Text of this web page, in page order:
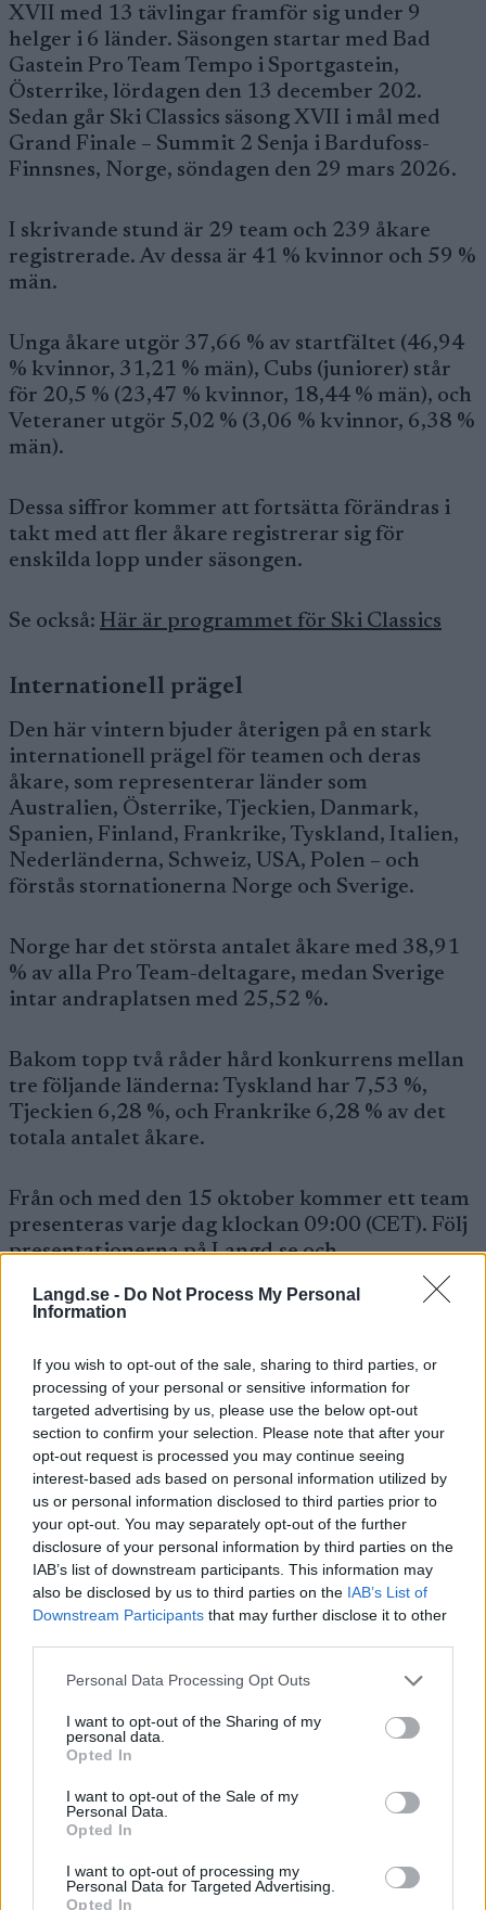
Langd.se - Do Not Process My Personal
Information
If you wish to opt-out of the sale, sharing to third parties, or
processing of your personal or sensitive information for
targeted advertising by us, please use the below opt-out
section to confirm your selection. Please note that after your
opt-out request is processed you may continue seeing
interest-based ads based on personal information utilized by
us or personal information disclosed to third parties prior to
your opt-out. You may separately opt-out of the further
disclosure of your personal information by third parties on the
IAB’s list of downstream participants. This information may
also be disclosed by us to third parties on the IAB’s List of
Downstream Participants that may further disclose it to other
Please note that this website/app uses one or more Google
not limited to your visit or usage behaviour. You may click to
grant or deny consent to Google and its third-party tags to
use your data for below specified purposes in below Google
consent section.
Personal Data Processing Opt Outs
I want to opt-out of the Sharing of my
personal data.
Opted In
I want to opt-out of the Sale of my
Personal Data.
Opted In
I want to opt-out of processing my
Personal Data for Targeted Advertising.
Opted In
XVII med 13 tävlingar framför sig under 9
helger i 6 länder. Säsongen startar med Bad
Gastein Pro Team Tempo i Sportgastein,
Österrike, lördagen den 13 december 202.
Sedan går Ski Classics säsong XVII i mål med
Grand Finale – Summit 2 Senja i Bardufoss-
Finnsnes, Norge, söndagen den 29 mars 2026.
I skrivande stund är 29 team och 239 åkare
registrerade. Av dessa är 41 % kvinnor och 59 %
män.
Unga åkare utgör 37,66 % av startfältet (46,94
% kvinnor, 31,21 % män), Cubs (juniorer) står
för 20,5 % (23,47 % kvinnor, 18,44 % män), och
Veteraner utgör 5,02 % (3,06 % kvinnor, 6,38 %
män).
Dessa siffror kommer att fortsätta förändras i
takt med att fler åkare registrerar sig för
enskilda lopp under säsongen.
Se också: Här är programmet för Ski Classics
Internationell prägel
Den här vintern bjuder återigen på en stark
internationell prägel för teamen och deras
åkare, som representerar länder som
Australien, Österrike, Tjeckien, Danmark,
Spanien, Finland, Frankrike, Tyskland, Italien,
Nederländerna, Schweiz, USA, Polen – och
förstås stornationerna Norge och Sverige.
Norge har det största antalet åkare med 38,91
% av alla Pro Team-deltagare, medan Sverige
intar andraplatsen med 25,52 %.
Bakom topp två råder hård konkurrens mellan
tre följande länderna: Tyskland har 7,53 %,
Tjeckien 6,28 %, och Frankrike 6,28 % av det
totala antalet åkare.
Från och med den 15 oktober kommer ett team
presenteras varje dag klockan 09:00 (CET). Följ
presentationerna på Langd.se och
för att lära känna alla team och
deras åkare – och kanske hitta dina favoriter
Teaser inför säsongen:
Ski Classics Pro Tour Season XVII (2025/2026)
Event 1:December 13, 2025 – Bad Gastein
Pro Team Tempo – Sportgastein, Österrike,
7km
Event 2:December 14, 2025 – Bad Gastein